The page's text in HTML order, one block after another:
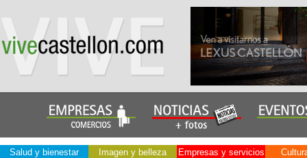
Salud y bienestar Imagen y belleza Empresas y servicios